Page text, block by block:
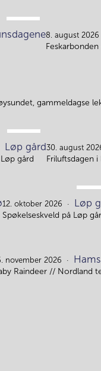
7. 8. august 2026
gammeldagse
29.
Løp gård
gård
30. august
Friluftsdagen
12. oktober 2026 Løp
Spøkelseskveld på Løp
november 2026
Raindeer // Nordland